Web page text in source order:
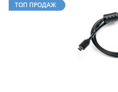
ТОП ПРОДАЖ